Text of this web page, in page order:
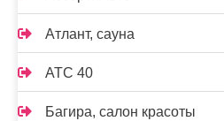
Атлант, сауна
АТС 40
Багира, салон красоты